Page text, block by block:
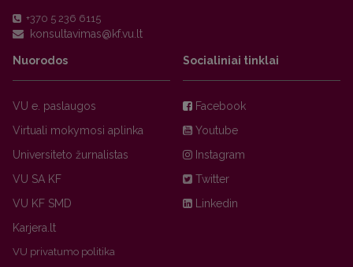
+370 5 236 6115
Nuorodos
VU e. paslaugos
Virtuali mokymosi aplinka
Universiteto žurnalistas
VU SA KF
VU KF SMD
Karjera.lt
VU privatumo politika
Socialiniai tinklai
Facebook
Youtube
Instagram
Twitter
Linkedin